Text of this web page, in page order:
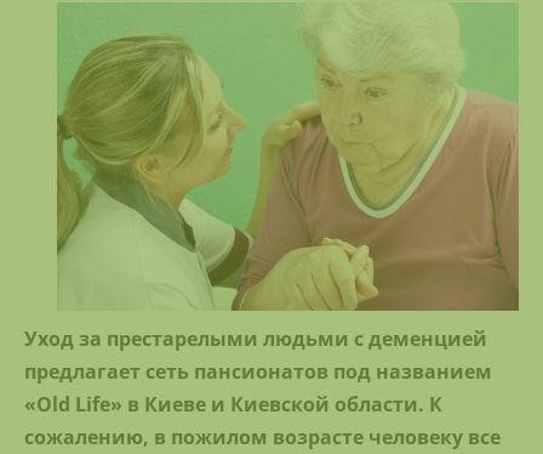
Уход за престарелыми людьми с деменцией
предлагает сеть пансионатов под названием
«Old Life» в Киеве и Киевской области. К
сожалению, в пожилом возрасте человеку все